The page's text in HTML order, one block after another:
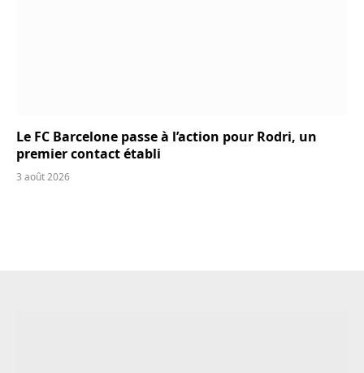
Le FC Barcelone passe à l’action pour Rodri, un
premier contact établi
3 août 2026